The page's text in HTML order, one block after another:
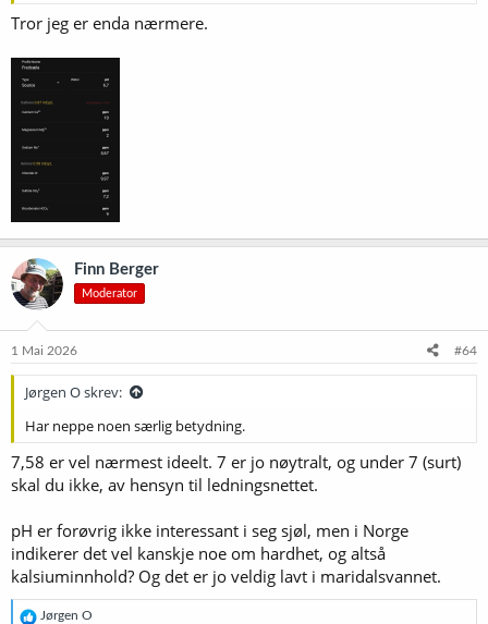
Tror jeg er enda nærmere.
Finn Berger
Moderator
1 Mai 2026 #64
Jørgen O skrev:
Har neppe noen særlig betydning.
7,58 er vel nærmest ideelt. 7 er jo nøytralt, og under 7 (surt)
skal du ikke, av hensyn til ledningsnettet.
pH er forøvrig ikke interessant i seg sjøl, men i Norge
indikerer det vel kanskje noe om hardhet, og altså
kalsiuminnhold? Og det er jo veldig lavt i maridalsvannet.
R
Jørgen O